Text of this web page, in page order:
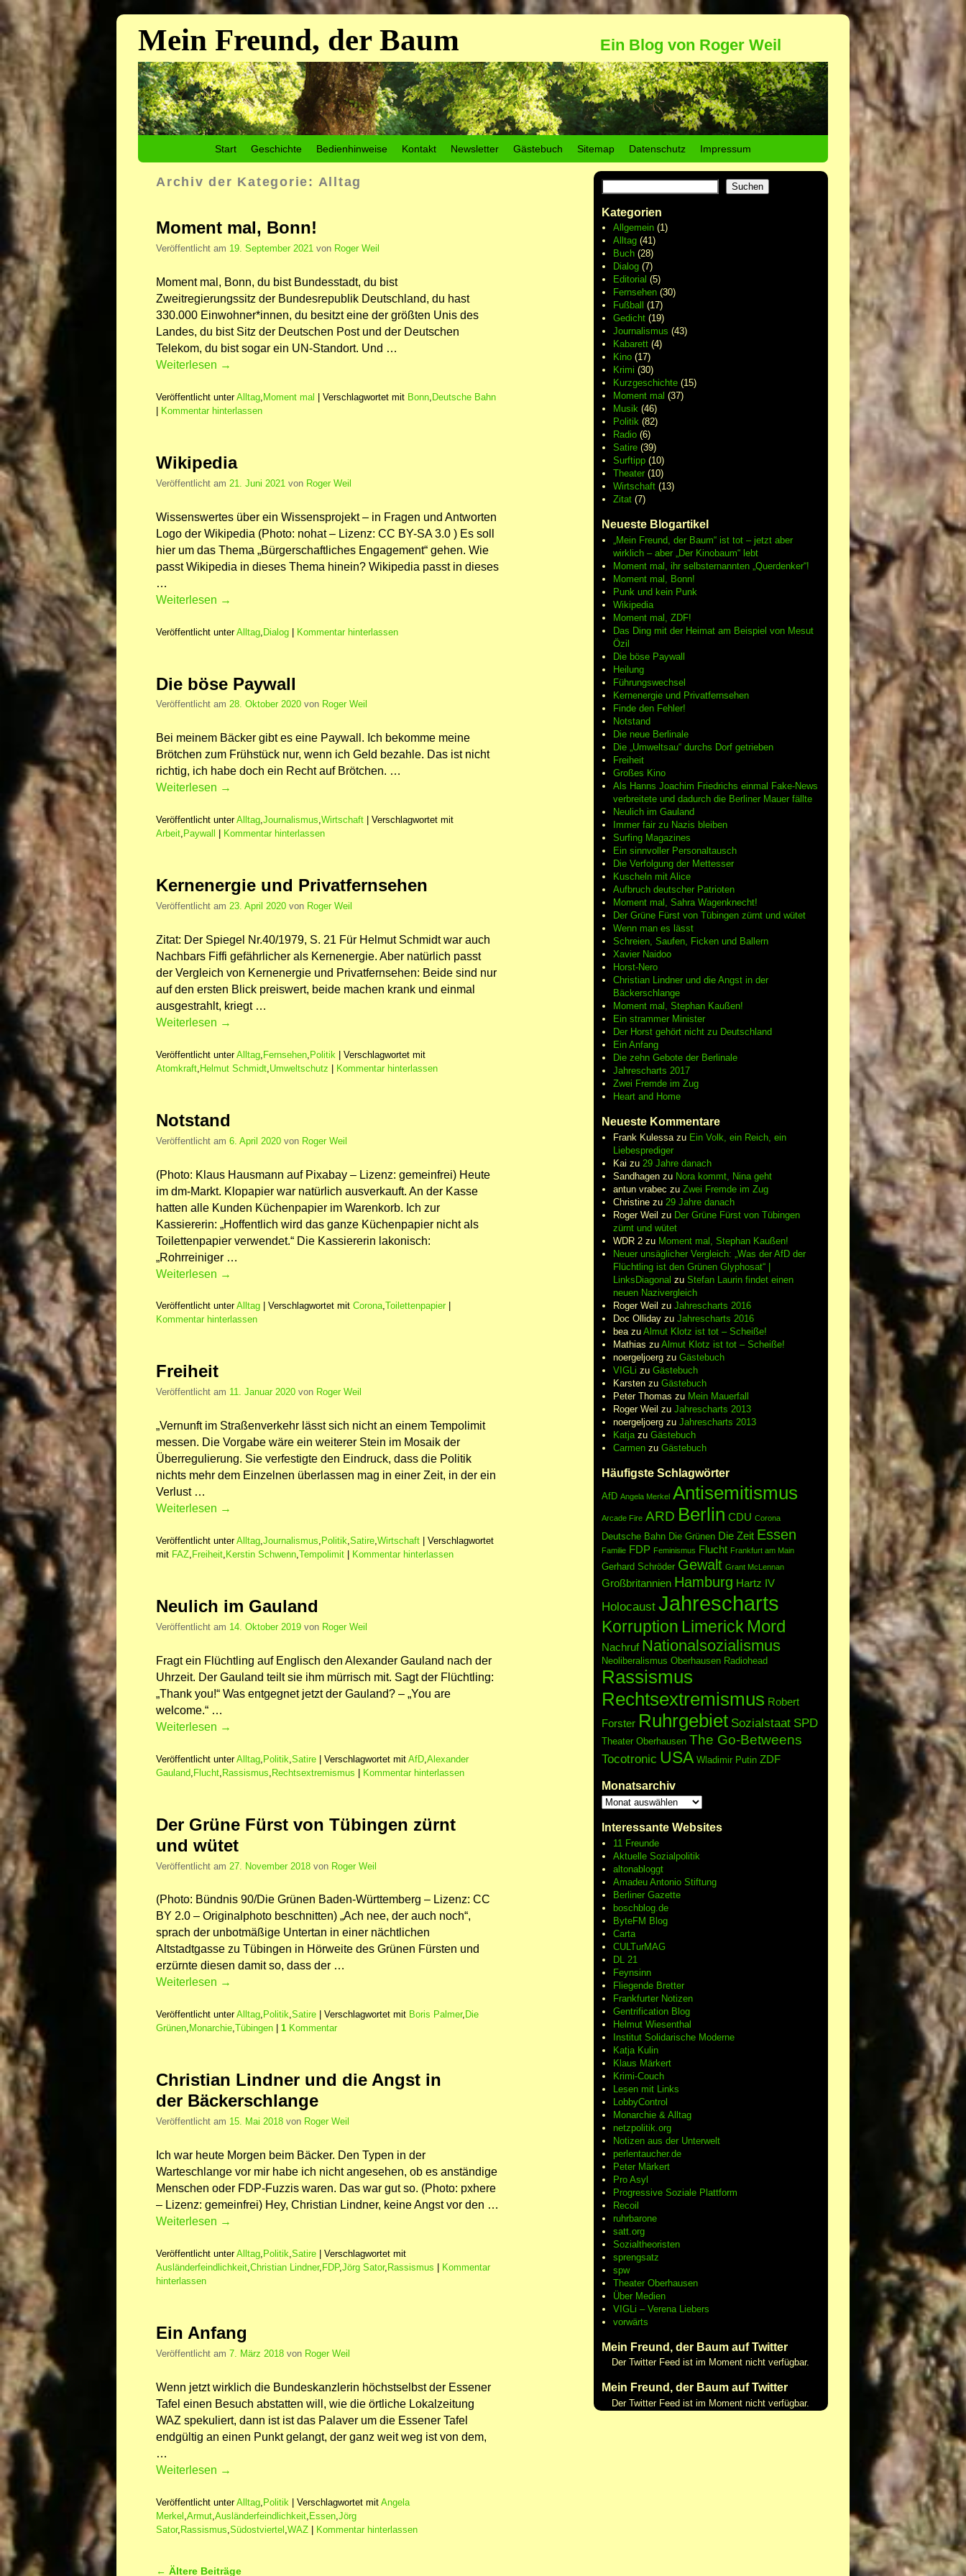
Mein Freund, der Baum Ein Blog von Roger Weil
Start Geschichte Bedienhinweise Kontakt Newsletter Gästebuch Sitemap Datenschutz Impressum
Archiv der Kategorie: Alltag
Moment mal, Bonn!
Veröffentlicht am 19. September 2021 von Roger Weil
Moment mal, Bonn, du bist Bundesstadt, du bist
Zweitregierungssitz der Bundesrepublik Deutschland, du hast
330.000 Einwohner*innen, du besitzt eine der größten Unis des
Landes, du bist Sitz der Deutschen Post und der Deutschen
Telekom, du bist sogar ein UN-Standort. Und …
Weiterlesen →
Veröffentlicht unter Alltag Moment mal Verschlagwortet mit Bonn Deutsche Bahn
Kommentar hinterlassen
Wikipedia
Veröffentlicht am 21. Juni 2021 von Roger Weil
Wissenswertes über ein Wissensprojekt – in Fragen und Antworten
Logo der Wikipedia (Photo: nohat – Lizenz: CC BY-SA 3.0 ) Es soll
hier um das Thema „Bürgerschaftliches Engagement“ gehen. Wie
passt Wikipedia in dieses Thema hinein? Wikipedia passt in dieses
…
Weiterlesen →
Veröffentlicht unter Alltag Dialog | Kommentar hinterlassen
Die böse Paywall
Veröffentlicht am 28. Oktober 2020 von Roger Weil
Bei meinem Bäcker gibt es eine Paywall. Ich bekomme meine
Brötchen zum Frühstück nur, wenn ich Geld bezahle. Das ist nicht
richtig, ich habe doch ein Recht auf Brötchen. …
Weiterlesen →
Veröffentlicht unter Alltag,Journalismus,Wirtschaft
Verschlagwortet mit
Arbeit, Paywall Kommentar hinterlassen
Kernenergie und Privatfernsehen
Veröffentlicht am 23. April 2020 von Roger Weil
Zitat: Der Spiegel Nr.40/1979, S. 21 Für Helmut Schmidt war auch
Nachbars Fiffi gefährlicher als Kernenergie. Aber natürlich passt
der Vergleich von Kernenergie und Privatfernsehen: Beide sind nur
auf den ersten Blick preiswert, beide machen krank und einmal
ausgestrahlt, kriegt …
Weiterlesen →
Veröffentlicht unter Alltag Fernsehen Politik
Verschlagwortet mit
Atomkraft Helmut Schmidt Umweltschutz Kommentar hinterlassen
Notstand
Veröffentlicht am 6. April 2020 von Roger Weil
(Photo: Klaus Hausmann auf Pixabay – Lizenz: gemeinfrei) Heute
im dm-Markt. Klopapier war natürlich ausverkauft. An der Kasse
hatten alle Kunden Küchenpapier im Warenkorb. Ich zur
Kassiererin: „Hoffentlich wird das ganze Küchenpapier nicht als
Toilettenpapier verwendet.“ Die Kassiererin lakonisch:
„Rohrreiniger …
Weiterlesen →
Veröffentlicht unter Alltag Verschlagwortet mit Corona,Toilettenpapier
Kommentar hinterlassen
Freiheit
Veröffentlicht am 11. Januar 2020 von Roger Weil
„Vernunft im Straßenverkehr lässt sich nicht an einem Tempolimit
messen. Die Vorgabe wäre ein weiterer Stein im Mosaik der
Überregulierung. Sie verfestigte den Eindruck, dass die Politik
nichts mehr dem Einzelnen überlassen mag in einer Zeit, in der ein
Verlust …
Weiterlesen →
Veröffentlicht unter Alltag,Journalismus, Politik,Satire,Wirtschaft
Verschlagwortet
mit FAZ, Freiheit, Kerstin Schwenn,Tempolimit Kommentar hinterlassen
Neulich im Gauland
Veröffentlicht am 14. Oktober 2019 von Roger Weil
Fragt ein Flüchtling auf Englisch den Alexander Gauland nach der
Uhrzeit. Der Gauland teilt sie ihm mürrisch mit. Sagt der Flüchtling:
„Thank you!“ Was entgegnet jetzt der Gauland? – „You are
welcome.“ …
Weiterlesen →
Veröffentlicht unter Alltag Politik Satire | Verschlagwortet mit AfD Alexander
Gauland Flucht Rassismus Rechtsextremismus | Kommentar hinterlassen
Der Grüne Fürst von Tübingen zürnt
und wütet
Veröffentlicht am 27. November 2018 von Roger Weil
(Photo: Bündnis 90/Die Grünen Baden-Württemberg – Lizenz: CC
BY 2.0 – Originalphoto beschnitten) „Ach nee, der auch noch“,
sprach der unbotmäßige Untertan in einer nächtlichen
Altstadtgasse zu Tübingen in Hörweite des Grünen Fürsten und
erzürnte diesen damit so, dass der …
Weiterlesen →
Veröffentlicht unter Alltag, Politik,Satire Verschlagwortet mit Boris Palmer, Die
Grünen, Monarchie,Tübingen 1 Kommentar
Christian Lindner und die Angst in
der Bäckerschlange
Veröffentlicht am 15. Mai 2018 von Roger Weil
Ich war heute Morgen beim Bäcker. Den Typen in der
Warteschlange vor mir habe ich nicht angesehen, ob es anständige
Menschen oder FDP-Fuzzis waren. Das war gut so. (Photo: pxhere
– Lizenz: gemeinfrei) Hey, Christian Lindner, keine Angst vor den …
Weiterlesen →
Veröffentlicht unter Alltag, Politik,Satire
Verschlagwortet mit
Ausländerfeindlichkeit,Christian Lindner, FDP,Jörg Sator, Rassismus
Kommentar
hinterlassen
Ein Anfang
Veröffentlicht am 7. März 2018 von Roger Weil
Wenn jetzt wirklich die Bundeskanzlerin höchstselbst der Essener
Tafel einen Besuch abstatten will, wie die örtliche Lokalzeitung
WAZ spekuliert, dann ist ist das Palaver um die Essener Tafel
endgültig an einen Punkt gelangt, der ganz weit weg ist von dem,
…
Weiterlesen →
Veröffentlicht unter Alltag Politik | Verschlagwortet mit Angela
Merkel Armut Ausländerfeindlichkeit Essen Jörg
Sator, Rassismus Südostviertel WAZ | Kommentar hinterlassen
Artikelnavigation
← Ältere Beiträge
Suchen
Kategorien
Allgemein(1)
Alltag(41)
Buch(28)
Dialog(7)
Editorial (5)
Fernsehen(30)
Fußball (17)
Gedicht(19)
Journalismus (43)
Kabarett(4)
Kino(17)
Krimi (30)
Kurzgeschichte(15)
Moment mal (37)
Musik(46)
Politik(82)
Radio(6)
Satire(39)
Surftipp(10)
Theater(10)
Wirtschaft(13)
Zitat(7)
Neueste Blogartikel
„Mein Freund, der Baum“ ist tot – jetzt aber
wirklich – aber „Der Kinobaum“ lebt
Moment mal, ihr selbsternannten „Querdenker“!
Moment mal, Bonn!
Punk und kein Punk
Wikipedia
Moment mal, ZDF!
Das Ding mit der Heimat am Beispiel von Mesut
Özil
Die böse Paywall
Heilung
Führungswechsel
Kernenergie und Privatfernsehen
Finde den Fehler!
Notstand
Die neue Berlinale
Die „Umweltsau“ durchs Dorf getrieben
Freiheit
Großes Kino
Als Hanns Joachim Friedrichs einmal Fake-News
verbreitete und dadurch die Berliner Mauer fällte
Neulich im Gauland
Immer fair zu Nazis bleiben
Surfing Magazines
Ein sinnvoller Personaltausch
Die Verfolgung der Mettesser
Kuscheln mit Alice
Aufbruch deutscher Patrioten
Moment mal, Sahra Wagenknecht!
Der Grüne Fürst von Tübingen zürnt und wütet
Wenn man es lässt
Schreien, Saufen, Ficken und Ballern
Xavier Naidoo
Horst-Nero
Christian Lindner und die Angst in der
Bäckerschlange
Moment mal, Stephan Kaußen!
Ein strammer Minister
Der Horst gehört nicht zu Deutschland
Ein Anfang
Die zehn Gebote der Berlinale
Jahrescharts 2017
Zwei Fremde im Zug
Heart and Home
Neueste Kommentare
Frank Kulessazu Ein Volk, ein Reich, ein
Liebesprediger
Kai zu 29 Jahre danach
Sandhagenzu Nora kommt, Nina geht
antun vrabec zu Zwei Fremde im Zug
Christinezu 29 Jahre danach
Roger Weil zu Der Grüne Fürst von Tübingen
zürnt und wütet
WDR 2zu Moment mal, Stephan Kaußen!
Neuer unsäglicher Vergleich: „Was der AfD der
Flüchtling ist den Grünen Glyphosat“ |
LinksDiagonal zu Stefan Laurin findet einen
neuen Nazivergleich
Roger Weil zu Jahrescharts 2016
Doc Ollidayzu Jahrescharts 2016
beazu Almut Klotz ist tot – Scheiße!
Mathias zu Almut Klotz ist tot – Scheiße!
noergeljoergzu Gästebuch
VIGLi zu Gästebuch
Karstenzu Gästebuch
Peter Thomas zu Mein Mauerfall
Roger Weil zu Jahrescharts 2013
noergeljoergzu Jahrescharts 2013
Katjazu Gästebuch
Carmenzu Gästebuch
Häufigste Schlagwörter
AfD Angela Merkel Antisemitismus
Arcade Fire ARD Berlin CDU Corona
Deutsche Bahn Die Grünen Die Zeit Essen
Familie FDP Feminismus Flucht Frankfurt am Main
Gerhard Schröder Gewalt Grant McLennan
Großbritannien Hamburg Hartz IV
Holocaust Jahrescharts
Korruption Limerick Mord
Nachruf Nationalsozialismus
Neoliberalismus Oberhausen Radiohead
Rassismus
Rechtsextremismus Robert
Forster Ruhrgebiet Sozialstaat SPD
Theater Oberhausen The Go-Betweens
Tocotronic USA Wladimir Putin ZDF
Monatsarchiv
Interessante Websites
11 Freunde
Aktuelle Sozialpolitik
altonabloggt
Amadeu Antonio Stiftung
Berliner Gazette
boschblog.de
ByteFM Blog
Carta
CULTurMAG
DL 21
Feynsinn
Fliegende Bretter
Frankfurter Notizen
Gentrification Blog
Helmut Wiesenthal
Institut Solidarische Moderne
Katja Kulin
Klaus Märkert
Krimi-Couch
Lesen mit Links
LobbyControl
Monarchie & Alltag
netzpolitik.org
Notizen aus der Unterwelt
perlentaucher.de
Peter Märkert
Pro Asyl
Progressive Soziale Plattform
Recoil
ruhrbarone
satt.org
Sozialtheoristen
sprengsatz
spw
Theater Oberhausen
Über Medien
VIGLi – Verena Liebers
vorwärts
Mein Freund, der Baum auf Twitter
Der Twitter Feed ist im Moment nicht verfügbar.
Mein Freund, der Baum auf Twitter
Der Twitter Feed ist im Moment nicht verfügbar.